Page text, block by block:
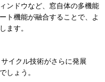
ンドウなど、窓自体の多機能
ト機能が融合することで、よ
ます。
イクル技術がさらに発展
しょう。